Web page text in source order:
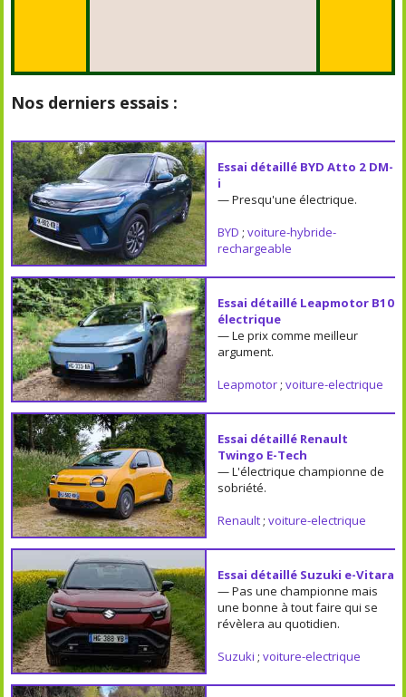
Nos derniers essais :
Essai détaillé BYD Atto 2 DM-
i
— Presqu'une électrique.
BYD ; voiture-hybride-
rechargeable
Essai détaillé Leapmotor B10
électrique
— Le prix comme meilleur
argument.
Leapmotor; voiture-electrique
Essai détaillé Renault
Twingo E-Tech
— L'électrique championne de
sobriété.
Renault; voiture-electrique
Essai détaillé Suzuki e-Vitara
— Pas une championne mais
une bonne à tout faire qui se
révèlera au quotidien.
Suzuki ; voiture-electrique